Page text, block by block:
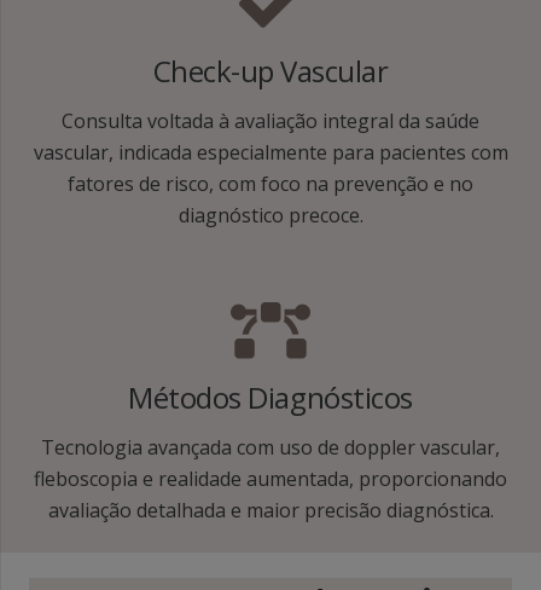
Check-up Vascular
Consulta voltada à avaliação integral da saúde
vascular, indicada especialmente para pacientes com
fatores de risco, com foco na prevenção e no
diagnóstico precoce.
Métodos Diagnósticos
Tecnologia avançada com uso de doppler vascular,
fleboscopia e realidade aumentada, proporcionando
avaliação detalhada e maior precisão diagnóstica.